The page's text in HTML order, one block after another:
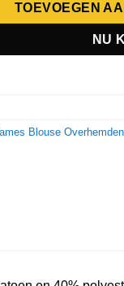
TOEVOEGEN
NU
Blouse Overhemden